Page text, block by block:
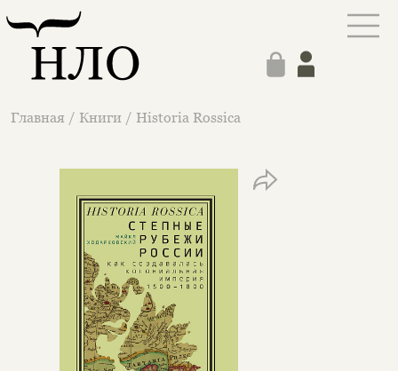
Главная / Книги / Historia Rossica